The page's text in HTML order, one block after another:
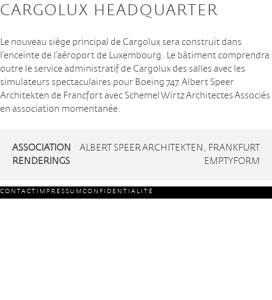
CARGOLUX HEADQUARTER
Le nouveau siège principal de Cargolux sera construit dans
l’enceinte de l’aéroport de Luxembourg. Le bâtiment comprendra
outre le service administratif de Cargolux des salles avec les
simulateurs spectaculaires pour Boeing 747. Albert Speer
Architekten de Francfort avec Schemel Wirtz Architectes Associés
en association momentanée.
ASSOCIATION
ALBERT SPEER ARCHITEKTEN, FRANKFURT
RENDERINGS
EMPTYFORM
CONTACT IMPRESSUMCONFIDENTIALITÉ